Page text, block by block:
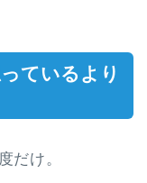
ているより
だけ。